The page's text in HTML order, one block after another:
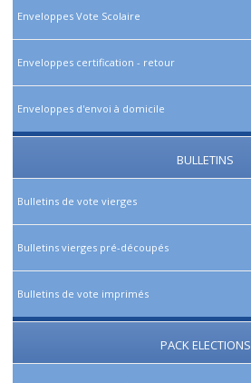
Enveloppes Vote Scolaire
Enveloppes certification - retour
Enveloppes d'envoi à domicile
BULLETINS
Bulletins de vote vierges
Bulletins vierges pré-découpés
Bulletins de vote imprimés
PACK ELECTIONS